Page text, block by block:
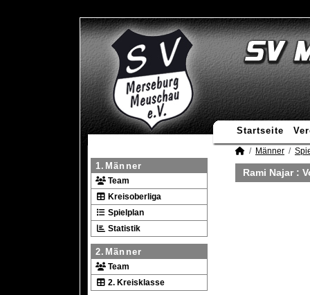
Startseite
1.Männer
Team
Kreisoberliga
Spielplan
Statistik
2.Männer
Team
2. Kreisklasse
Männer
Rami Najar :